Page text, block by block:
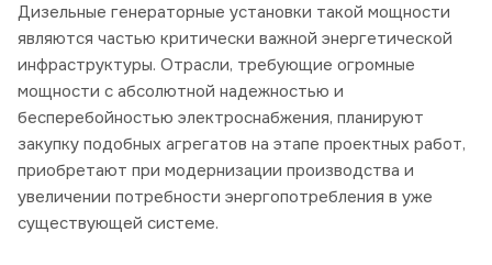
Дизельные генераторные установки такой мощности
являются частью критически важной энергетической
инфраструктуры. Отрасли, требующие огромные
мощности с абсолютной надежностью и
бесперебойностью электроснабжения, планируют
закупку подобных агрегатов на этапе проектных работ,
приобретают при модернизации производства и
увеличении потребности энергопотребления в уже
существующей системе.